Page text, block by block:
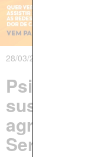
28/03/2025 às 08h34m -
Psicólogo
suspeita
agressão
Sertão de